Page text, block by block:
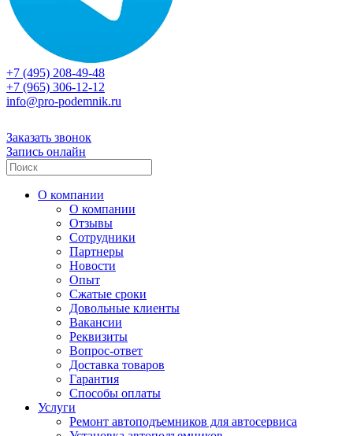
+7 (495) 208-49-48
+7 (965) 306-12-12
info@pro-podemnik.ru
Заказать звонок
Запись онлайн
О компании
О компании
Отзывы
Сотрудники
Партнеры
Новости
Опыт
Сжатые сроки
Довольные клиенты
Вакансии
Реквизиты
Вопрос-ответ
Доставка товаров
Гарантия
Способы оплаты
Услуги
Ремонт автоподъемников для автосервиса